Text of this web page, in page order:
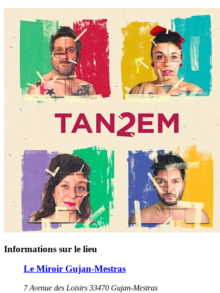
Informations sur le lieu
Le Miroir Gujan-Mestras
7 Avenue des Loisirs 33470 Gujan-Mestras